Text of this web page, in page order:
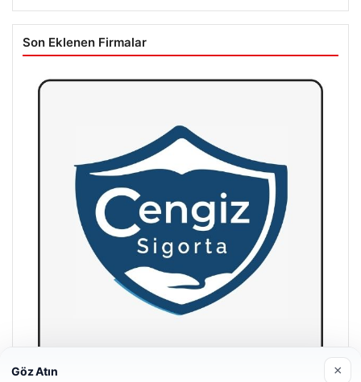
Son Eklenen Firmalar
Göz Atın ×